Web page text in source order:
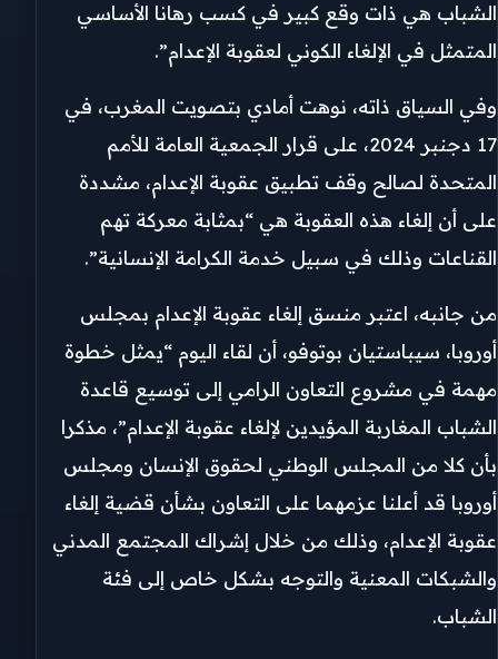
الشباب هي ذات وقع كبير في كسب رهانا الأساسي
المتمثل في الإلغاء الكوني لعقوبة الإعدام”.
وفي السياق ذاته، نوهت أمادي بتصويت المغرب، في
17 دجنبر 2024، على قرار الجمعية العامة للأمم
المتحدة لصالح وقف تطبيق عقوبة الإعدام، مشددة
على أن إلغاء هذه العقوبة هي “بمثابة معركة تهم
القناعات وذلك في سبيل خدمة الكرامة الإنسانية”.
من جانبه، اعتبر منسق إلغاء عقوبة الإعدام بمجلس
أوروبا، سيباستيان بوتوفو، أن لقاء اليوم “يمثل خطوة
مهمة في مشروع التعاون الرامي إلى توسيع قاعدة
الشباب المغاربة المؤيدين لإلغاء عقوبة الإعدام”، مذكرا
بأن كلا من المجلس الوطني لحقوق الإنسان ومجلس
أوروبا قد أعلنا عزمهما على التعاون بشأن قضية إلغاء
عقوبة الإعدام، وذلك من خلال إشراك المجتمع المدني
والشبكات المعنية والتوجه بشكل خاص إلى فئة
الشباب.